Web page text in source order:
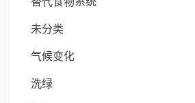
未分类
气候变化
洗绿